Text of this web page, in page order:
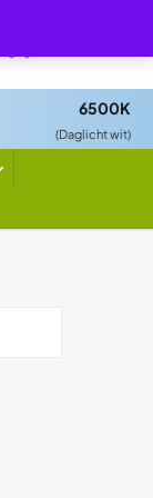
6500K
(Daglicht wit)